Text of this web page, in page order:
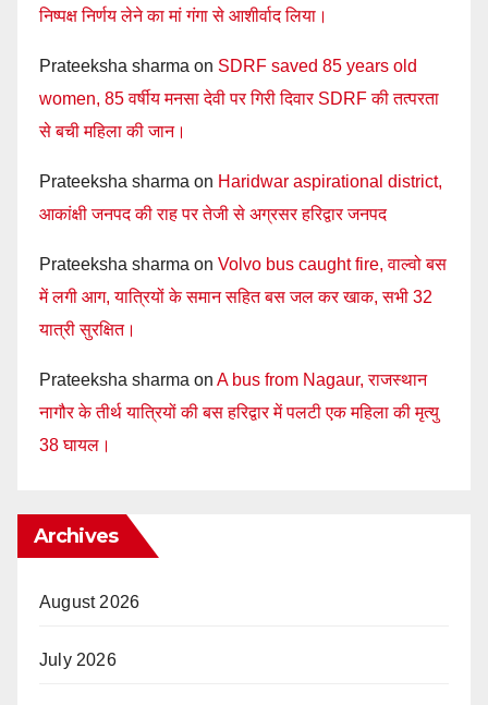
निष्पक्ष निर्णय लेने का मां गंगा से आशीर्वाद लिया।
Prateeksha sharma on SDRF saved 85 years old
women, 85 वर्षीय मनसा देवी पर गिरी दिवार SDRF की तत्परता
से बची महिला की जान।
Prateeksha sharma on Haridwar aspirational district,
आकांक्षी जनपद की राह पर तेजी से अग्रसर हरिद्वार जनपद
Prateeksha sharma on Volvo bus caught fire, वाल्वो बस
में लगी आग, यात्रियों के समान सहित बस जल कर खाक, सभी 32
यात्री सुरक्षित।
Prateeksha sharma on A bus from Nagaur, राजस्थान
नागौर के तीर्थ यात्रियों की बस हरिद्वार में पलटी एक महिला की मृत्यु
38 घायल।
Archives
August 2026
July 2026